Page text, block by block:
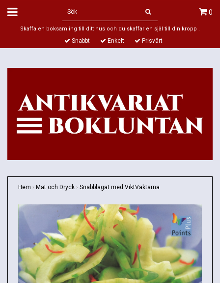
0
Skaffa en boksamling till ditt hus och du skaffar en själ till din kropp .
Snabbt Enkelt Prisvärt
Hem › Mat och Dryck › Snabblagat med ViktVäktarna